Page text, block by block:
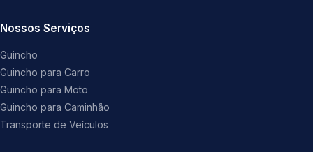
Nossos Serviços
Guincho
Guincho para Carro
Guincho para Moto
Guincho para Caminhão
Transporte de Veículos